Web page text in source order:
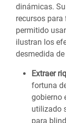
dinámicas.
recursos
permitido
ilustran los
desmedida
Extraer
fortuna
gobierno
utilizado
para